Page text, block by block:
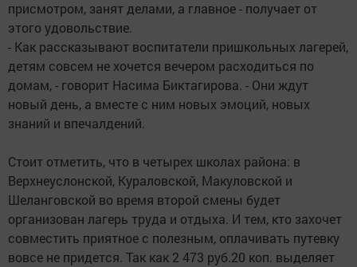
присмотром, занят делами, а главное - получает от
этого удовольствие.
- Как рассказывают воспитатели пришкольных лагерей,
детям совсем не хочется вечером расходиться по
домам, - говорит Насима Биктагирова. - Они ждут
новый день, а вместе с ним новых эмоций, новых
знаний и впечалдений.
Стоит отметить, что в четырех школах района: в
Верхнеуслонской, Кураловской, Макуловской и
Шеланговской во время второй смены будет
организован лагерь труда и отдыха. И тем, кто захочет
совместить приятное с полезным, оплачивать путевку
вовсе не придется. Так как 2 473 руб.20 коп. выделяет